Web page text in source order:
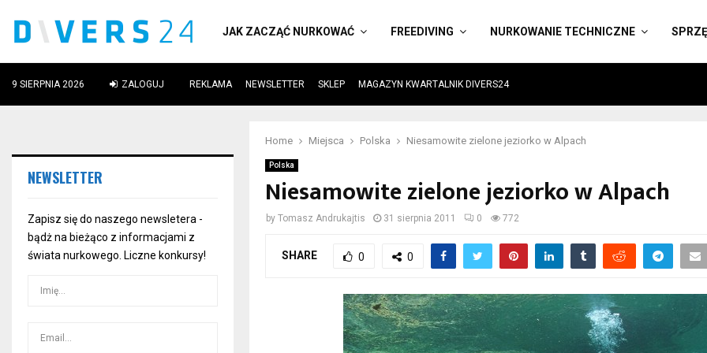
JAK ZACZĄĆ NURKOWAĆ FREEDIVING NURKOWANIE TECHNICZNE
9 SIERPNIA 2026 ZALOGUJ REKLAMA NEWSLETTER SKLEP MAGAZYN KWARTALNIK DIVERS24
Home Miejsca Polska Niesamowite zielone jeziorko w Alpach
Polska
Niesamowite zielone jeziorko w Alpach
byTomasz Andrukajtis 31 sierpnia 2011 0 772
SHARE 0 0
NEWSLETTER
Zapisz się do naszego newsletera -
bądż na bieżąco z informacjami z
świata nurkowego. Liczne konkursy!